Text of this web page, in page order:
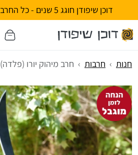
דוכן שיפודן חוגג 5 שנים - כל החרבות במבצע! ⭐
חנות חרבות חרב מיהוק יורו (פלדה)